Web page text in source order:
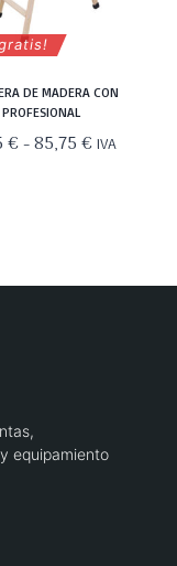
DE MADERA CON
€-85,75€Rango
hasta
IVA
equipamiento